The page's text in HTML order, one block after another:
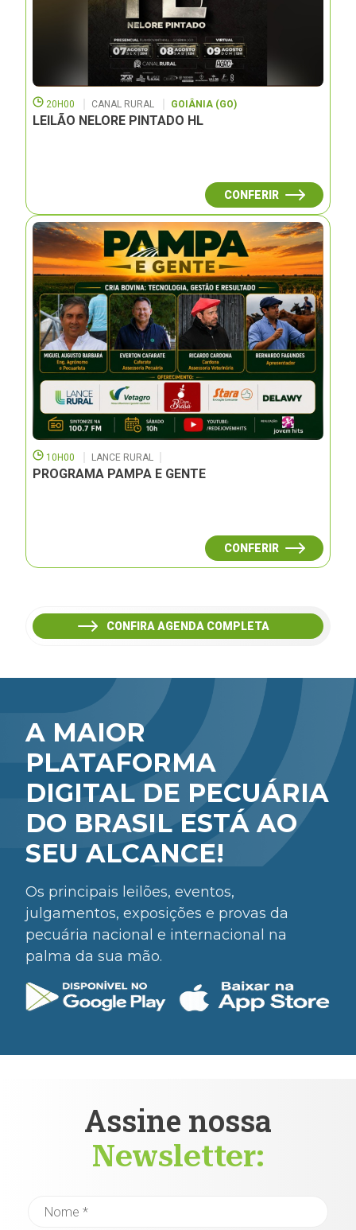
20H00 CANAL RURAL GOIÂNIA (GO)
LEILÃO NELORE PINTADO HL
CONFERIR
10H00 LANCE RURAL
PROGRAMA PAMPA E GENTE
CONFERIR
CONFIRA AGENDA COMPLETA
A MAIOR
PLATAFORMA
DIGITAL DE PECUÁRIA
DO BRASIL ESTÁ AO
SEU ALCANCE!
Os principais leilões, eventos,
julgamentos, exposições e provas da
pecuária nacional e internacional na
palma da sua mão.
Assine nossa
Newsletter: